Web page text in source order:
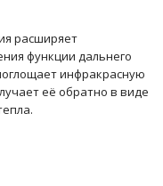
расширяет
функции дальнего
инфракрасную
её обратно в виде